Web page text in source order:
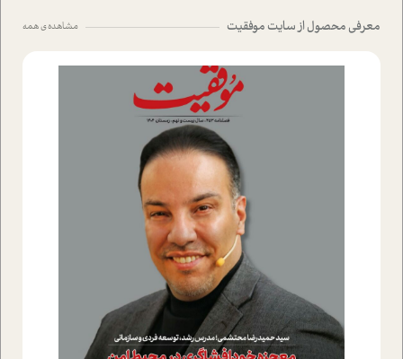
معرفی محصول از سایت موفقیت مشاهده ی همه